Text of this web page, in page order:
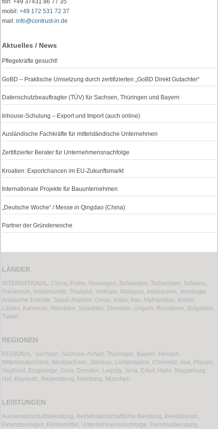
fon: +49 37431 86 77 35
mobil:+49 172 531 72 37
mail:info@contrust-in.de
Aktuelles / News
Pflegekräfte gesucht!
GoBD – Praktische Umsetzung durch zertifizierten „GoBD Direkt Gutachter“
Datenschutzbeauftragter (TÜV) für Sachsen, Thüringen und Bayern
Inhouse-Schulung – Export und Import (auch online)
Ausländische Fachkräfte für mittelständische Unternehmen
Zertifizierter Berater für Unternehmensnachfolge
Kroatien: Exportchancen im EU-Zukunftsmarkt
Internationale Projekte für Bauunternehmen
„Deutsche Woche“ / Messe in Qingdao (China)
Partner der Gründerwoche
LÄNDER
INTERNATIONAL: China, Polen, Norwegen, Schweden, Tschechien, Schweiz,
Frankreich, Niederlande, Thailand, Vietnam, Malaysia, Indonesien, Vereinigte
Arabische Emirate, Saudi-Arabien, Oman, Katar, Iran, Afghanistan, Indien,
Libyen, Kamerun, Äthiopien, Südafrika, Slowakei, Ungarn, Rumänien, Bulgarien,
Türkei
REGIONEN
REGIONAL: Sachsen, Sachsen-Anhalt, Thüringen, Bayern, Hessen,
Mitteldeutschland, Westsachsen, Zwickau, Lichtentanne, Chemnitz, Aue, Plauen,
Vogtland, Erzgebirge, Gera, Dresden, Leipzig, Jena, Erfurt, Halle, Magdeburg,
Hof, Bayreuth, Regensburg, Nürnberg, München
LEISTUNGEN
Aussenwirtschaftsberatung, Betriebswirtschaftliche Beratung, Investitionen,
Finanzierungen, Fördermittel, Unternehmensnachfolge, Personalberatung,